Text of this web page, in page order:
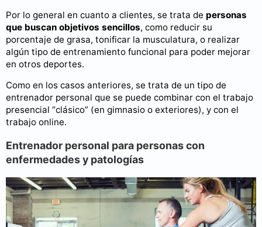
Por lo general en cuanto a clientes, se trata de personas
que buscan objetivos sencillos, como reducir su
porcentaje de grasa, tonificar la musculatura, o realizar
algún tipo de entrenamiento funcional para poder mejorar
en otros deportes.
Como en los casos anteriores, se trata de un tipo de
entrenador personal que se puede combinar con el trabajo
presencial “clásico” (en gimnasio o exteriores), y con el
trabajo online.
Entrenador personal para personas con
enfermedades y patologías